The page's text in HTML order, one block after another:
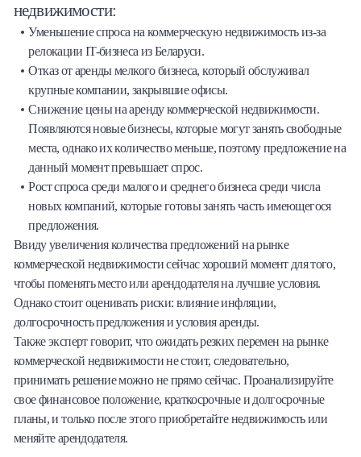
недвижимости:
Уменьшение спроса на коммерческую недвижимость из-за
релокации IT-бизнеса из Беларуси.
Отказ от аренды мелкого бизнеса, который обслуживал
крупные компании, закрывшие офисы.
Снижение цены на аренду коммерческой недвижимости.
Появляются новые бизнесы, которые могут занять свободные
места, однако их количество меньше, поэтому предложение на
данный момент превышает спрос.
Рост спроса среди малого и среднего бизнеса среди числа
новых компаний, которые готовы занять часть имеющегося
предложения.
Ввиду увеличения количества предложений на рынке
коммерческой недвижимости сейчас хороший момент для того,
чтобы поменять место или арендодателя на лучшие условия.
Однако стоит оценивать риски: влияние инфляции,
долгосрочность предложения и условия аренды.
Также эксперт говорит, что ожидать резких перемен на рынке
коммерческой недвижимости не стоит, следовательно,
принимать решение можно не прямо сейчас. Проанализируйте
свое финансовое положение, краткосрочные и долгосрочные
планы, и только после этого приобретайте недвижимость или
меняйте арендодателя.